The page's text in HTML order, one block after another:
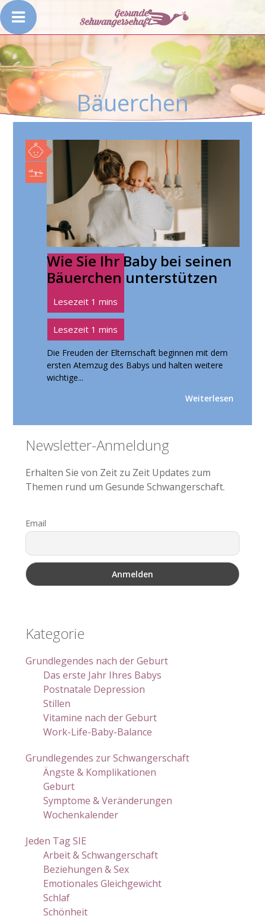
Bäuerchen
Wie Sie Ihr Baby bei seinen
Bäuerchen unterstützen
Die Freuden der Elternschaft beginnen mit dem
ersten Atemzug des Babys und halten weitere
wichtige...
Weiterlesen
Seitenspalte
Newsletter-Anmeldung
Erhalten Sie von Zeit zu Zeit Updates zum
Themen rund um Gesunde Schwangerschaft.
Email
Kategorie
Grundlegendes nach der Geburt
Das erste Jahr Ihres Babys
Postnatale Depression
Stillen
Vitamine nach der Geburt
Work-Life-Baby-Balance
Grundlegendes zur Schwangerschaft
Ängste & Komplikationen
Geburt
Symptome & Veränderungen
Wochenkalender
Jeden Tag SIE
Arbeit & Schwangerschaft
Beziehungen & Sex
Emotionales Gleichgewicht
Schlaf
Schönheit